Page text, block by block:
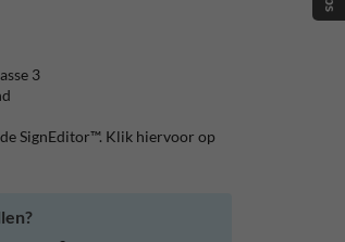
3
SignEditor™. Klik hiervoor op